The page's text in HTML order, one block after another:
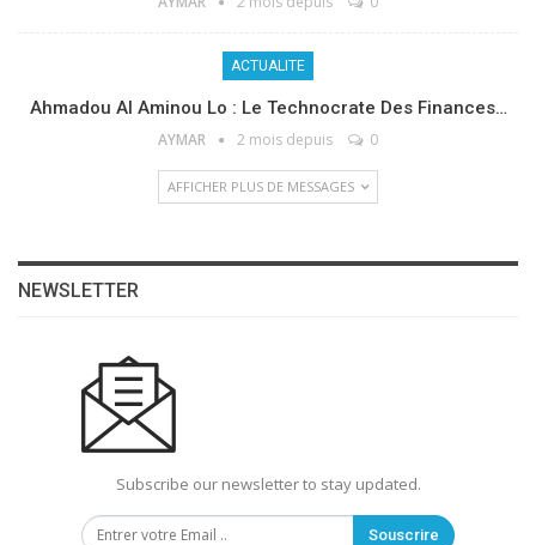
ACTUALITE
Ahmadou Al Aminou Lo : Le Technocrate Des Finances…
AYMAR 2 mois depuis 0
AFFICHER PLUS DE MESSAGES
NEWSLETTER
Subscribe our newsletter to stay updated.
Souscrire